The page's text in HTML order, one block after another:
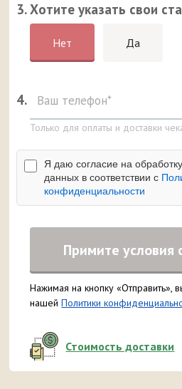
3. Хотите указать свои
Нет Да
4.
Только для оплаты и доставки
Я даю согласие на
данных в соответствии с
конфиденциальности
Примите условия
Нажимая на кнопку «Отправить»,
нашейПолитики
Стоимость доставки